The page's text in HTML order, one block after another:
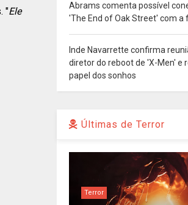
"Ele
Abrams comenta possível
'The End of Oak Street' com a
Inde Navarrette confirma
diretor do reboot de 'X-Men' e
papel dos sonhos
Últimas de Terror
Terror